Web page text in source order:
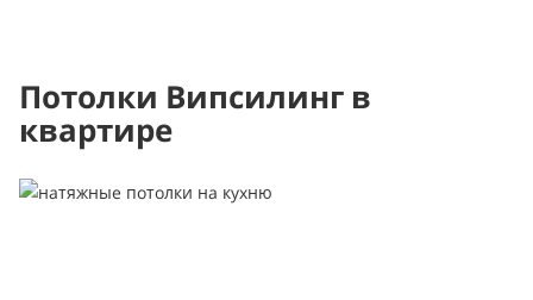
Потолки Випсилинг в
квартире